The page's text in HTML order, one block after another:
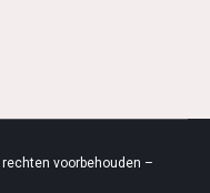
voorbehouden –